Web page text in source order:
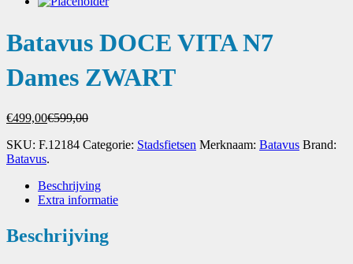
Batavus DOCE VITA N7
Dames ZWART
Oorspronkelijke
was:
€599,00.
€499,00Huidige
is:
€499,00.
€599,00
SKU: F.12184 Categorie: Stadsfietsen Merknaam: Batavus Brand:
Batavus.
Beschrijving
Extra informatie
Beschrijving